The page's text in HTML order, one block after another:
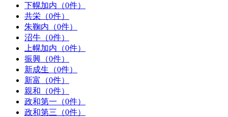
下幌加内（0件）
共栄（0件）
朱鞠内（0件）
沼牛（0件）
上幌加内（0件）
振興（0件）
新成生（0件）
新富（0件）
親和（0件）
政和第一（0件）
政和第三（0件）